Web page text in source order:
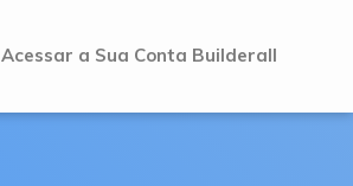
Acessar a Sua Conta Builderall